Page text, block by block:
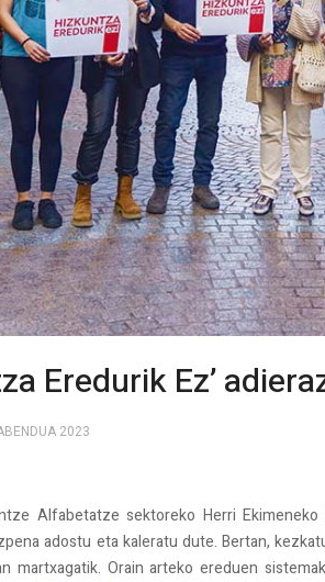
Eredurik Ez’
2023
Alfabetatze sektoreko Herri
adostu eta kaleratu dute. Bertan,
martxagatik. Orain arteko ereduen